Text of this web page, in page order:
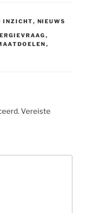
INZICHT, NIEUWS
,
,
Vereiste